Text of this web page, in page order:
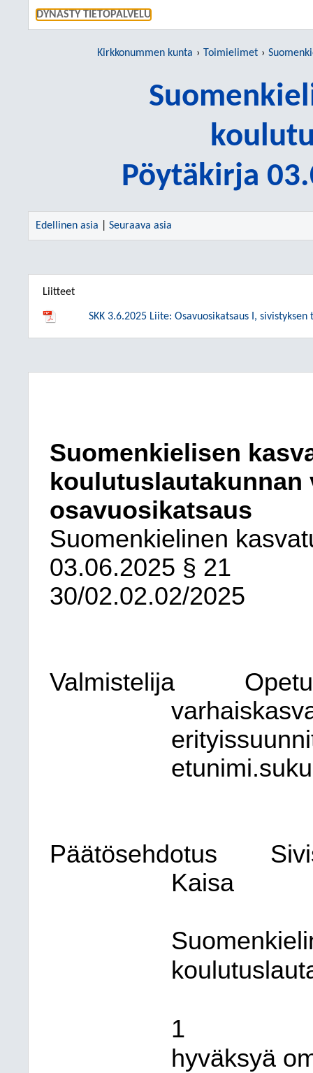
DYNASTY TIETOPALVELU
Kirkkonummen kunta Toimielimet
Pöytäkirja
Edellinen asia Seuraava asia
Liitteet
SKK 3.6.2025 Liite: Osavuosikatsaus I,
Suomenkielisen
koulutuslautakunnan
osavuosikatsaus
Suomenkielinen
03.06.2025 § 21
30/02.02.02/2025
Valmistelija
Päätösehdotus
Kaisa
1
hyväksyä